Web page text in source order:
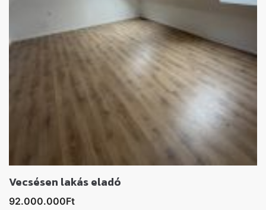
Vecsésen lakás eladó
92.000.000Ft